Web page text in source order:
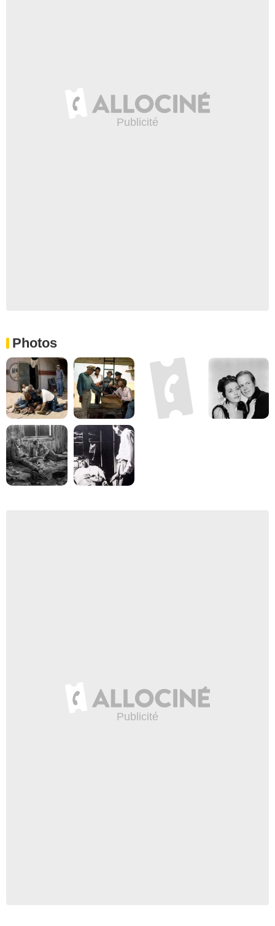
Photos